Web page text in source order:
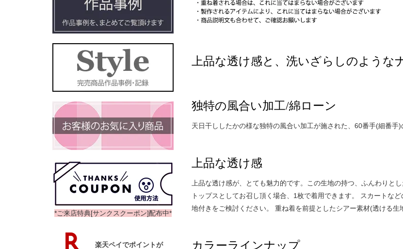
上品な透け感と、洗いざらしのような
独特の風合い加工/綿ローン
天日干ししたかの様な独特の風合い加工が施された、60番手(細番手)
上品な透け感
上品な透け感が、とても魅力的です。この生地の持つ、ふんわりと
トップスとしてお召し頂く場合、1枚で着用できます。 スカートな
地付きをご検討ください。 重ね着を前提としたシアー素材(透ける生
カラーラインナップ
*ご来店特典[サンクスクーポン]配布中*